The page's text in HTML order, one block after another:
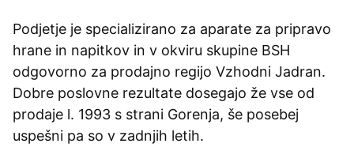
Podjetje je specializirano za aparate za pripravo
hrane in napitkov in v okviru skupine BSH
odgovorno za prodajno regijo Vzhodni Jadran.
Dobre poslovne rezultate dosegajo že vse od
prodaje l. 1993 s strani Gorenja, še posebej
uspešni pa so v zadnjih letih.